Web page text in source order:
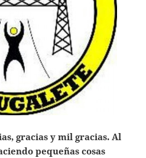
gracias y mil gracias. Al
pequeñas cosas